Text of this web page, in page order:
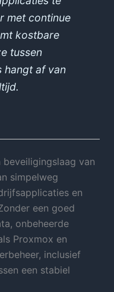
met continue
kostbare
tussen
hangt af van
van
simpelweg
en
een goed
onbeheerde
Proxmox en
inclusief
een stabiel